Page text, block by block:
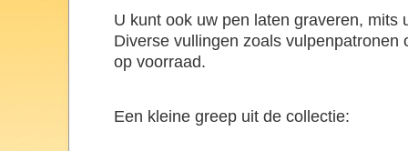
U kunt ook uw pen laten graveren, mits
Diverse vullingen zoals vulpenpatronen
op voorraad.
Een kleine greep uit de collectie: